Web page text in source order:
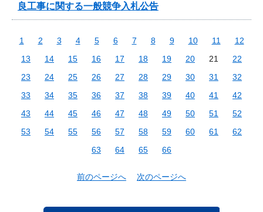
良工事に関する一般競争入札公告
1 2 3 4 5 6 7 8 9 10 11
12
13
14 15 16 17 18 19 20 21
22
23
24 25 26 27 28 29 30 31
32
33
34 35 36 37 38 39 40 41
42
43
44 45 46 47 48 49 50 51
52
53
54 55 56 57 58 59 60 61
62
63
64 65 66
前のページへ 次のページへ